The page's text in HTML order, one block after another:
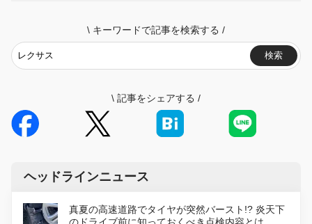
\ キーワードで記事を検索する /
検索
\ 記事をシェアする /
ヘッドラインニュース
真夏の高速道路でタイヤが突然バースト!? 炎天下